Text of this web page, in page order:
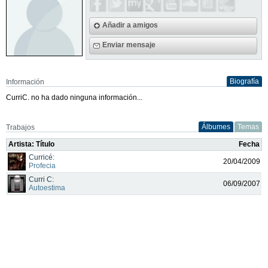
Añadir a amigos
Enviar mensaje
Información
Biografía
CurriC. no ha dado ninguna información...
Trabajos Álbumes Temas
Artista: Título
Fecha
Curricé:
Profecia
20/04/2009
Curri C:
Autoestima
06/09/2007